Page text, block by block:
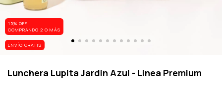
15% OFF
COMPRANDO 2 O MÁS
ENVÍO GRATIS
Lunchera Lupita Jardin Azul - Linea Premium